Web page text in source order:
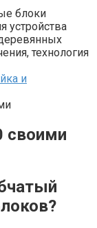
блоки
устройства
технология
и
своими